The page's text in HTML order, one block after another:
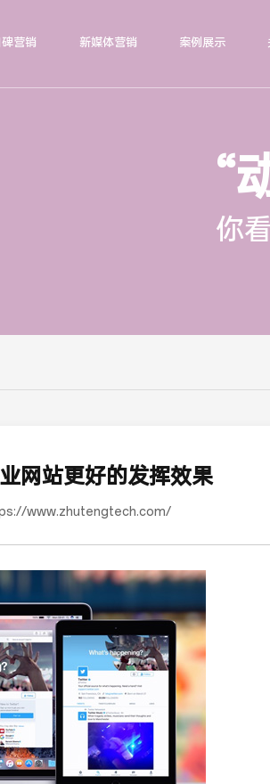
碑营销 新媒体营销 案例展示
“
你
网站更好的发挥效果
www.zhutengtech.com/
道合餐饮行业